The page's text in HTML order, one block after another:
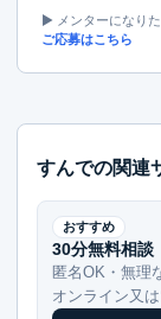
すんでの関連
おすすめ
30分無料相談
匿名OK・無理
オンライン又
▶︎ メンターになり
ご応募はこちら